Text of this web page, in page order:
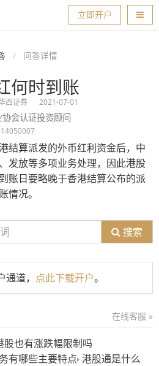
导航
立即开户
问答详情
何时到账
西证券 2021-07-01
会认证投资顾问
结算派发的外币红利资金后，中
发放等多项业务处理，因此港股
账日要略晚于香港结算公布的派
情况。
搜索
道， 点此下载开户。
在线客服 »
股也有涨跌幅限制吗
有哪些主要特点 港股通是什么